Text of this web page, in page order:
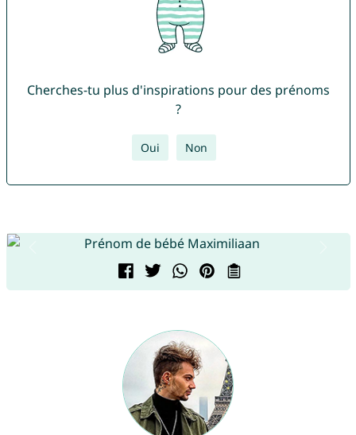
Cherches-tu plus d'inspirations pour des prénoms
?
Oui Non